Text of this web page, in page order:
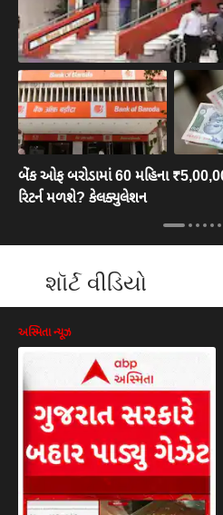
બેંક ઓફ બરોડામાં 60 મહિના
રિટર્ન મળશે? કેલક્યુલેશન
શૉર્ટ વીડિયો
અસ્મિતા ન્યૂઝ